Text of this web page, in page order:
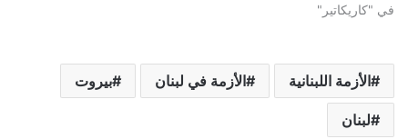
في "كاريكاتير"
الأزمة اللبنانية الأزمة في لبنان بيروت
لبنان